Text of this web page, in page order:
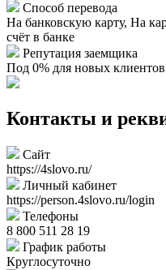
Способ перевода
На банковскую карту, На
счёт в банке
Репутация заемщика
Под 0% для новых клиентов
Контакты и
Сайт
https://4slovo.ru/
Личный кабинет
https://person.4slovo.ru/login
Телефоны
8 800 511 28 19
График работы
Круглосуточно